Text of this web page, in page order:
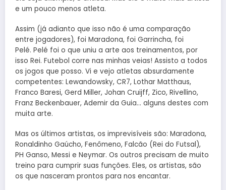
e um pouco menos atleta.
Assim (já adianto que isso não é uma comparação
entre jogadores), foi Maradona, foi Garrincha, foi
Pelé. Pelé foi o que uniu a arte aos treinamentos, por
isso Rei. Futebol corre nas minhas veias! Assisto a todos
os jogos que posso. Vi e vejo atletas absurdamente
competentes: Lewandowsky, CR7, Lothar Matthaus,
Franco Baresi, Gerd Miller, Johan Cruijff, Zico, Rivellino,
Franz Beckenbauer, Ademir da Guia… alguns destes com
muita arte.
Mas os últimos artistas, os imprevisíveis são: Maradona,
Ronaldinho Gaúcho, Fenômeno, Falcão (Rei do Futsal),
PH Ganso, Messi e Neymar. Os outros precisam de muito
treino para cumprir suas funções. Eles, os artistas, são
os que nasceram prontos para nos encantar.